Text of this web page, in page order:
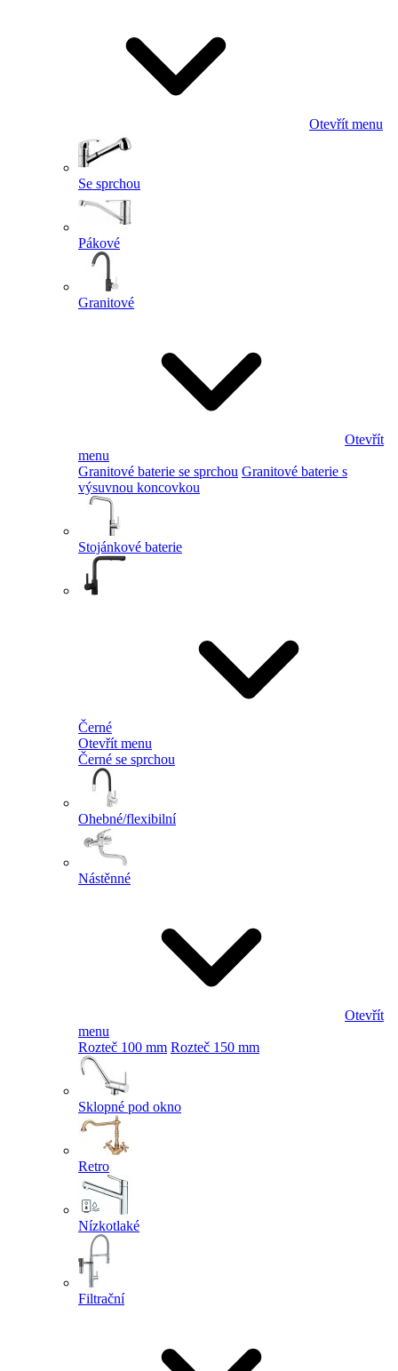
Otevřít menu
Se sprchou
Pákové
Granitové
Otevřít
menu
Granitové baterie se sprchou Granitové baterie s
výsuvnou koncovkou
Stojánkové baterie
Černé
Otevřít menu
Černé se sprchou
Ohebné/flexibilní
Nástěnné
Otevřít
menu
Rozteč 100 mm Rozteč 150 mm
Sklopné pod okno
Retro
Nízkotlaké
Filtrační